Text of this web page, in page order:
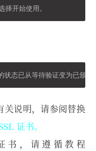
择开始使用。
状态已从等待验证变为已颁发
关说明，请参阅替换
证书。
书，请遵循教程